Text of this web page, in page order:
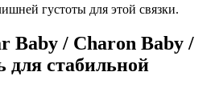
густоты для этой связки.
Baby / Charon Baby /
для стабильной